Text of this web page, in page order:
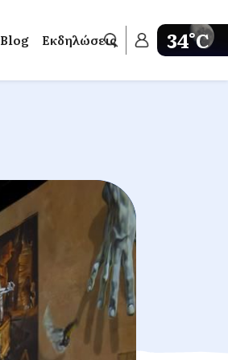
Blog Εκδηλώσεις 34°C
Get